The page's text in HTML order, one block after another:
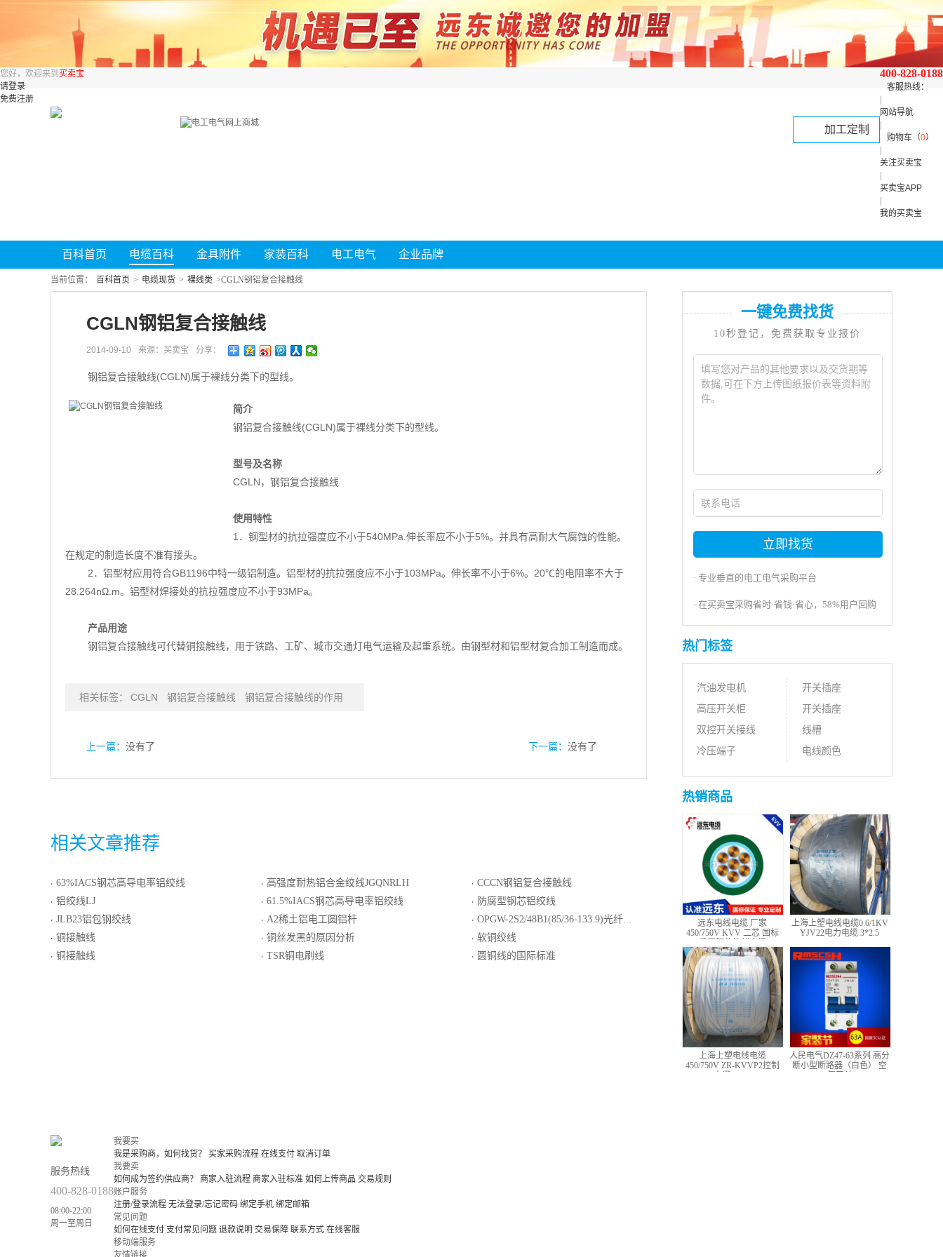
400-828-0188
客服热线：
网站导航
购物车（0）
关注买卖宝
买卖宝APP
我的买卖宝
您好，欢迎来到 买卖宝
请登录
免费注册
加工定制
百科首页 电缆百科 金具附件 家装百科 电工电气 企业品牌
当前位置： 百科首页 > 电缆现货 > 裸线类 >CGLN钢铝复合接触线
CGLN钢铝复合接触线
2014-09-10 来源：买卖宝 分享：
钢铝复合接触线(CGLN)属于裸线分类下的型线。
简介
钢铝复合接触线(CGLN)属于裸线分类下的型线。
型号及名称
CGLN，钢铝复合接触线
使用特性
1．钢型材的抗拉强度应不小于540MPa.伸长率应不小于5%。并具有高耐大气腐蚀的性能。
在规定的制造长度不准有接头。
2．铝型材应用符合GB1196中特一级铝制造。铝型材的抗拉强度应不小于103MPa。伸长率不小于6%。20℃的电阻率不大于
28.264nΩ.m。铝型材焊接处的抗拉强度应不小于93MPa。
产品用途
钢铝复合接触线可代替铜接触线，用于铁路、工矿、城市交通灯电气运输及起重系统。由钢型材和铝型材复合加工制造而成。
相关标签： CGLN 钢铝复合接触线 钢铝复合接触线的作用
上一篇： 没有了 下一篇： 没有了
相关文章推荐
· 63%IACS钢芯高导电率铝绞线
· 铝绞线LJ
· JLB23铝包钢绞线
· 铜接触线
· 铜接触线
· 高强度耐热铝合金绞线JGQNRLH
· 61.5%IACS钢芯高导电率铝绞线
· A2稀土铝电工圆铝杆
· 铜丝发黑的原因分析
· TSR铜电刷线
· CCCN钢铝复合接触线
· 防腐型钢芯铝绞线
· OPGW-2S2/48B1(85/36-133.9)光纤复合架空地线
· 软铜绞线
· 圆铜线的国际标准
一键免费找货
10秒登记，免费获取专业报价
立即找货
· 专业垂直的电工电气采购平台
· 在买卖宝采购省时·省钱·省心，58%用户回购
热门标签
汽油发电机
高压开关柜
双控开关接线
冷压端子
开关插座
开关插座
线槽
电线颜色
热销商品
远东电线电缆 厂家
450/750V KVV 二芯 国标
上海上塑电线电缆0.6/1KV
YJV22电力电缆 3*2.5
上海上塑电线电缆
450/750V ZR-KVVP2控制
人民电气DZ47-63系列 高分
断小型断路器（白色） 空
服务热线
400-828-0188
08:00-22:00
周一至周日
我要买
我是采购商，如何找货？
买家采购流程 在线支付 取消订单
我要卖
如何成为签约供应商？
商家入驻流程 商家入驻标准 如何上传商品 交易规则
账户服务
注册/登录流程 无法登录/忘记密码 绑定手机 绑定邮箱
常见问题
如何在线支付 支付常见问题 退款说明 交易保障 联系方式 在线客服
移动端服务
友情链接